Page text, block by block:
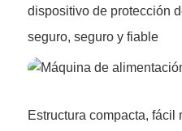
dispositivo de protección
seguro, seguro y fiable
Estructura compacta, fácil